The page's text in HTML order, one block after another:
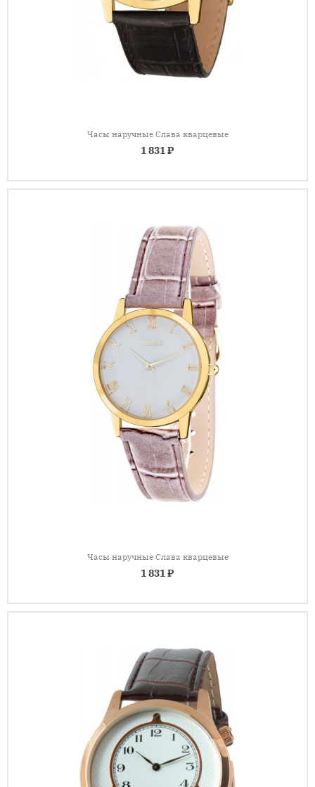
Часы наручные Слава кварцевые
1 831 ₽
Часы наручные Слава кварцевые
1 831 ₽